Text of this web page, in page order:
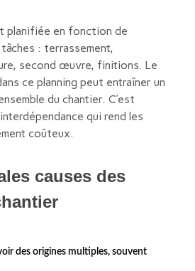
planifiée en fonction de
tâches : terrassement,
second œuvre, finitions. Le
ce planning peut entraîner un
du chantier. C’est
qui rend les
coûteux.
causes des
des origines multiples, souvent